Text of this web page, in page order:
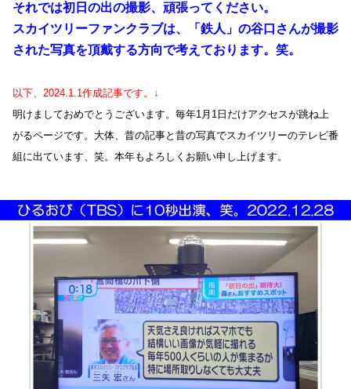
それでは初日の出の撮影、頑張ってください。
スカイツリーファンクラブは、「鉄人」の谷口さんが撮影
された写真を頂戴する方向で考えております。笑。
以下、2024.1.1作成記事です。↓
明けましておめでとうございます。毎年1月1日だけアクセスが跳ね上
がるページです。大体、昔の記事と昔の写真でスカイツリーのテレビ番
組に出ています、笑。本年もよろしくお願い申し上げます。